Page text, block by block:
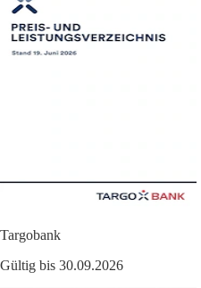
Targobank
Gültig bis 30.09.2026